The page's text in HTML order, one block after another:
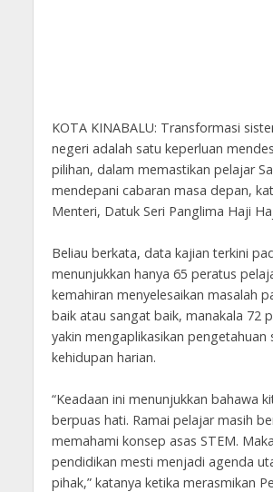
KOTA KINABALU: Transformasi
negeri adalah satu keperluan
pilihan, dalam memastikan pelajar
mendepani cabaran masa depan,
Menteri, Datuk Seri Panglima Haji
Beliau berkata, data kajian terkini
menunjukkan hanya 65 peratus
kemahiran menyelesaikan masalah
baik atau sangat baik, manakala 72
yakin mengaplikasikan pengetahuan
kehidupan harian.
“Keadaan ini menunjukkan bahawa
berpuas hati. Ramai pelajar masih
memahami konsep asas STEM.
pendidikan mesti menjadi agenda
pihak,” katanya ketika merasmikan